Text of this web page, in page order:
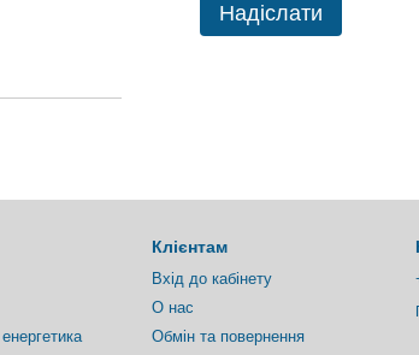
Надіслати
Клієнтам
Вхід до кабінету
О нас
Обмін та повернення